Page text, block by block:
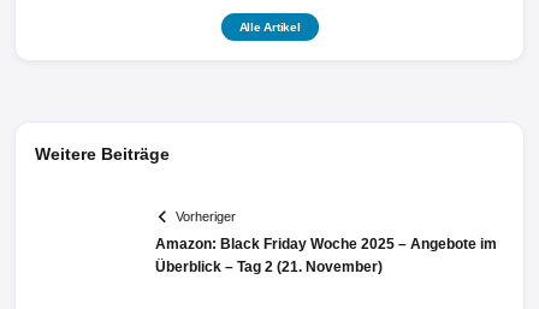
Alle Artikel
Weitere Beiträge
Vorheriger
Amazon: Black Friday Woche 2025 – Angebote im
Überblick – Tag 2 (21. November)